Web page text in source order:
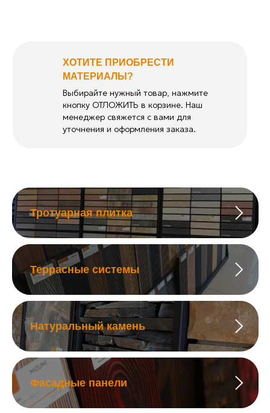
Выбирайте нужный товар, нажмите
кнопку ОТЛОЖИТЬ в корзине. Наш
менеджер свяжется с вами для
уточнения и оформления заказа.
ХОТИТЕ ПРИОБРЕСТИ
МАТЕРИАЛЫ?
Тротуарная плитка
Террасные системы
Натуральный камень
Фасадные панели